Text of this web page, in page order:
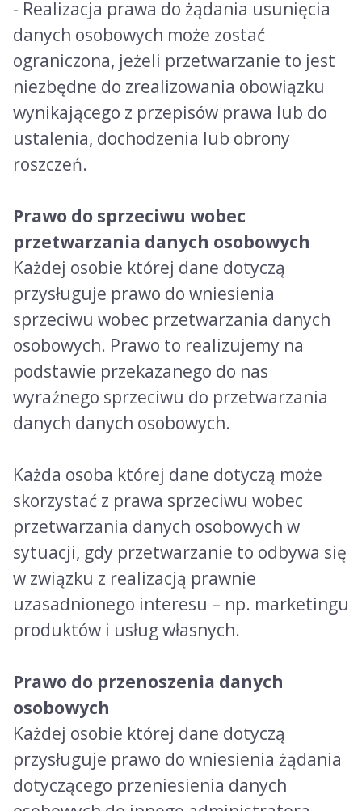
- Realizacja prawa do żądania usunięcia
danych osobowych może zostać
ograniczona, jeżeli przetwarzanie to jest
niezbędne do zrealizowania obowiązku
wynikającego z przepisów prawa lub do
ustalenia, dochodzenia lub obrony
roszczeń.
Prawo do sprzeciwu wobec
przetwarzania danych osobowych
Każdej osobie której dane dotyczą
przysługuje prawo do wniesienia
sprzeciwu wobec przetwarzania danych
osobowych. Prawo to realizujemy na
podstawie przekazanego do nas
wyraźnego sprzeciwu do przetwarzania
danych danych osobowych.
Każda osoba której dane dotyczą może
skorzystać z prawa sprzeciwu wobec
przetwarzania danych osobowych w
sytuacji, gdy przetwarzanie to odbywa się
w związku z realizacją prawnie
uzasadnionego interesu – np. marketingu
produktów i usług własnych.
Prawo do przenoszenia danych
osobowych
Każdej osobie której dane dotyczą
przysługuje prawo do wniesienia żądania
dotyczącego przeniesienia danych